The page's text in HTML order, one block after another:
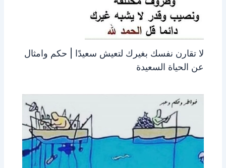
لا تقارن نفسك بغيرك لتعيش سعيدًا | حكم وامثال
عن الحياة السعيدة